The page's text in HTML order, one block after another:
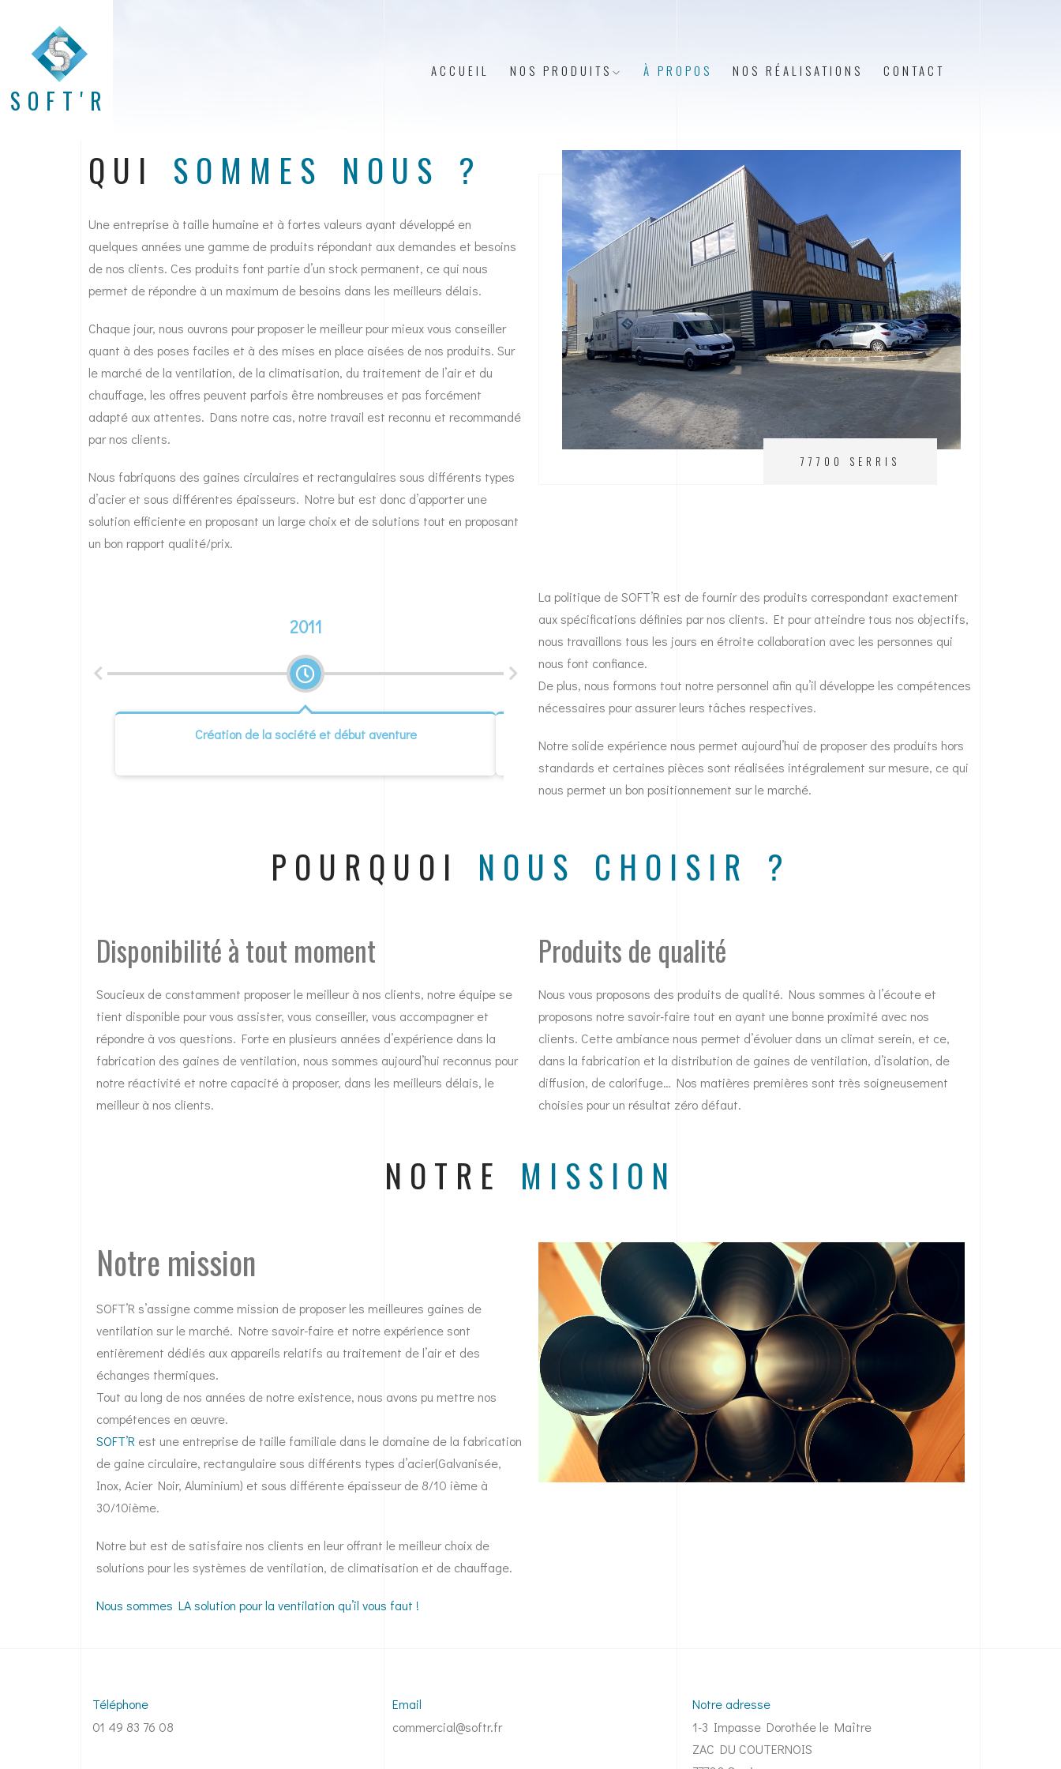
SOFT'R
ACCUEIL NOS PRODUITS À PROPOS NOS RÉALISATIONS CONTACT
QUI SOMMES NOUS ?
Une entreprise à taille humaine et à fortes valeurs ayant développé en
quelques années une gamme de produits répondant aux demandes et besoins
de nos clients. Ces produits font partie d’un stock permanent, ce qui nous
permet de répondre à un maximum de besoins dans les meilleurs délais.
Chaque jour, nous ouvrons pour proposer le meilleur pour mieux vous conseiller
quant à des poses faciles et à des mises en place aisées de nos produits. Sur
le marché de la ventilation, de la climatisation, du traitement de l’air et du
chauffage, les offres peuvent parfois être nombreuses et pas forcément
adapté aux attentes. Dans notre cas, notre travail est reconnu et recommandé
par nos clients.
Nous fabriquons des gaines circulaires et rectangulaires sous différents types
d’acier et sous différentes épaisseurs. Notre but est donc d’apporter une
solution efficiente en proposant un large choix et de solutions tout en proposant
un bon rapport qualité/prix.
77700 SERRIS
2011
Création de la société et début aventure
2014
Grand Paris Express
La politique de SOFT’R est de fournir des produits correspondant exactement
aux spécifications définies par nos clients. Et pour atteindre tous nos objectifs,
nous travaillons tous les jours en étroite collaboration avec les personnes qui
nous font confiance.
De plus, nous formons tout notre personnel afin qu’il développe les compétences
nécessaires pour assurer leurs tâches respectives.
Notre solide expérience nous permet aujourd’hui de proposer des produits hors
standards et certaines pièces sont réalisées intégralement sur mesure, ce qui
nous permet un bon positionnement sur le marché.
POURQUOI NOUS CHOISIR ?
Disponibilité à tout moment
Soucieux de constamment proposer le meilleur à nos clients, notre équipe se
tient disponible pour vous assister, vous conseiller, vous accompagner et
répondre à vos questions. Forte en plusieurs années d’expérience dans la
fabrication des gaines de ventilation, nous sommes aujourd’hui reconnus pour
notre réactivité et notre capacité à proposer, dans les meilleurs délais, le
meilleur à nos clients.
Produits de qualité
Nous vous proposons des produits de qualité. Nous sommes à l’écoute et
proposons notre savoir-faire tout en ayant une bonne proximité avec nos
clients. Cette ambiance nous permet d’évoluer dans un climat serein, et ce,
dans la fabrication et la distribution de gaines de ventilation, d’isolation, de
diffusion, de calorifuge… Nos matières premières sont très soigneusement
choisies pour un résultat zéro défaut.
NOTRE MISSION
Notre mission
SOFT’R s’assigne comme mission de proposer les meilleures gaines de
ventilation sur le marché. Notre savoir-faire et notre expérience sont
entièrement dédiés aux appareils relatifs au traitement de l’air et des
échanges thermiques.
Tout au long de nos années de notre existence, nous avons pu mettre nos
compétences en œuvre.
SOFT’R est une entreprise de taille familiale dans le domaine de la fabrication
de gaine circulaire, rectangulaire sous différents types d’acier(Galvanisée,
Inox, Acier Noir, Aluminium) et sous différente épaisseur de 8/10 ième à
30/10ième.
Notre but est de satisfaire nos clients en leur offrant le meilleur choix de
solutions pour les systèmes de ventilation, de climatisation et de chauffage.
Nous sommes LA solution pour la ventilation qu’il vous faut !
Téléphone
01 49 83 76 08
Email
commercial@softr.fr
Notre adresse
1-3 Impasse Dorothée le Maître
ZAC DU COUTERNOIS